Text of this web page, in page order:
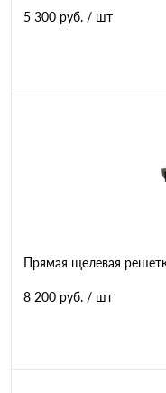
5 300 руб. / шт
Прямая щелевая
8 200 руб. / шт